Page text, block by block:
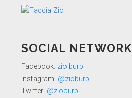
SOCIAL NETWORK
Facebook: zio.burp
Instagram: @zioburp
Twitter: @zioburp